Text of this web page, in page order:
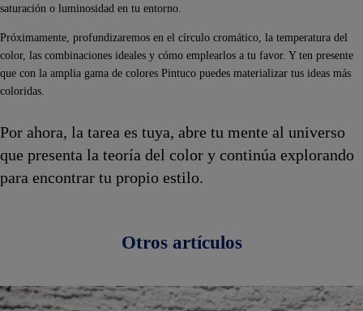
saturación o luminosidad en tu entorno.
Próximamente, profundizaremos en el círculo cromático, la temperatura del
color, las combinaciones ideales y cómo emplearlos a tu favor. Y ten presente
que con la amplia gama de colores Pintuco puedes materializar tus ideas más
coloridas.
Por ahora, la tarea es tuya, abre tu mente al universo
que presenta la teoría del color y continúa explorando
para encontrar tu propio estilo.
Otros artículos